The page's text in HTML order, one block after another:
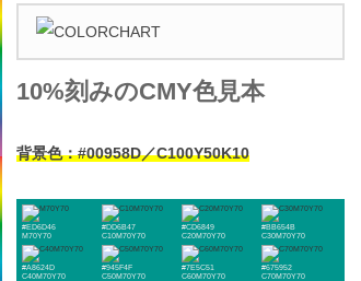
10%刻みのCMY色見本
背景色：#00958D／C100Y50K10
#ED6D46
M70Y70
#DD6B47
C10M70Y70
#CD6849
C20M70Y70
#BB654B
C30M70Y70
#A8624D
C40M70Y70
#945F4F
C50M70Y70
#7E5C51
C60M70Y70
#675952
C70M70Y70